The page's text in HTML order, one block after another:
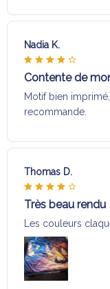
Nadia K.
Contente de
Motif bien
recommande.
Thomas D.
Très beau rendu
Les couleurs